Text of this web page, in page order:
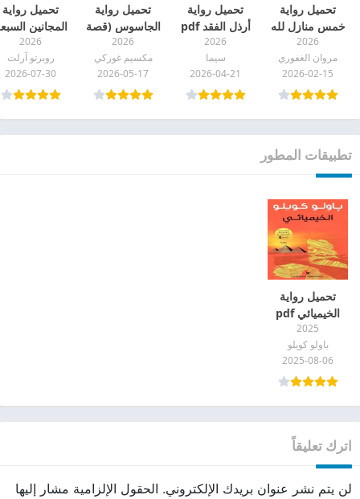
تحميل رواية
خمس منازل لله
وغرفة لجدتي
pdf
2026
مروان الغفوري
2026-02-15
تحميل رواية
أرذل الفقد pdf
2026
سيما
2026-04-21
تحميل رواية
الجاسوس (قصة
رجل وجوده
كعدمه) pdf
2026
مكسيم غوركي
2026-05-17
تحميل رواية
المجانين
pdf
2026
روبرتو آرلت
2026-07-30
تطبيقات المطور
تحميل رواية
الخيميائي pdf
2025
باولو كويلو
2025-08-06
اترك تعليقاً
لن يتم نشر عنوان بريدك الإلكتروني. الحقول الإلزامية مشار إليها